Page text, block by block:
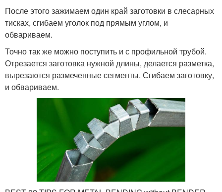
После этого зажимаем один край заготовки в слесарных
тисках, сгибаем уголок под прямым углом, и
обвариваем.
Точно так же можно поступить и с профильной трубой.
Отрезается заготовка нужной длины, делается разметка,
вырезаются размеченные сегменты. Сгибаем заготовку,
и обвариваем.